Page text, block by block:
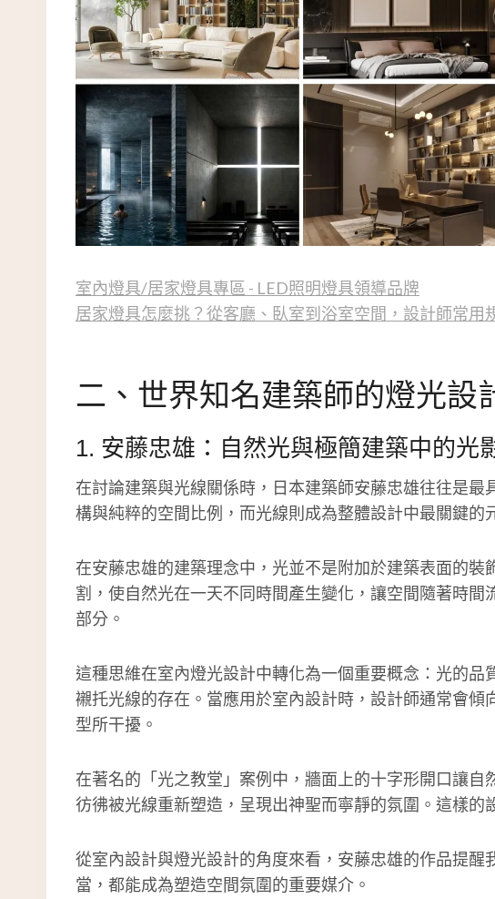
室內燈具/居家燈具專區 - LED照明燈具領導品牌
居家燈具怎麼挑？從客廳、臥室到浴室空間，設計師常用
二、世界知名建築師的燈光設
1. 安藤忠雄：自然光與極簡建築中的光
在討論建築與光線關係時，日本建築師安藤忠雄往往是
構與純粹的空間比例，而光線則成為整體設計中最關鍵的
在安藤忠雄的建築理念中，光並不是附加於建築表面的
割，使自然光在一天不同時間產生變化，讓空間隨著時
部分。
這種思維在室內燈光設計中轉化為一個重要概念：光的
襯托光線的存在。當應用於室內設計時，設計師通常會
型所干擾。
在著名的「光之教堂」案例中，牆面上的十字形開口讓
彷彿被光線重新塑造，呈現出神聖而寧靜的氛圍。這樣
從室內設計與燈光設計的角度來看，安藤忠雄的作品提
當，都能成為塑造空間氛圍的重要媒介。